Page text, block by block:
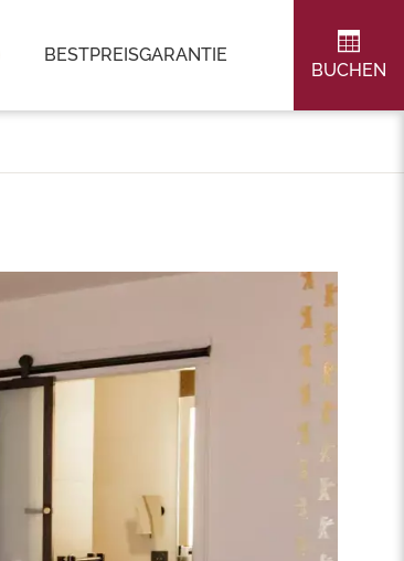
BESTPREISGARANTIE
BUCHEN